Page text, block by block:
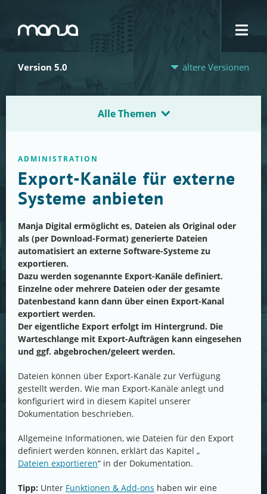
Navigation
Version 5.0 ältere Versionen
Alle Themen
ADMINISTRATION
Export-Kanäle für externe
Systeme anbieten
Manja Digital ermöglicht es, Dateien als Original oder
als (per Download-Format) generierte Dateien
automatisiert an externe Software-Systeme zu
exportieren.
Dazu werden sogenannte Export-Kanäle definiert.
Einzelne oder mehrere Dateien oder der gesamte
Datenbestand kann dann über einen Export-Kanal
exportiert werden.
Der eigentliche Export erfolgt im Hintergrund. Die
Warteschlange mit Export-Aufträgen kann eingesehen
und ggf. abgebrochen/geleert werden.
Dateien können über Export-Kanäle zur Verfügung
gestellt werden. Wie man Export-Kanäle anlegt und
konfiguriert wird in diesem Kapitel unserer
Dokumentation beschrieben.
Allgemeine Informationen, wie Dateien für den Export
definiert werden können, erklärt das Kapitel „
Dateien exportieren“ in der Dokumentation.
Tipp: Unter Funktionen & Add-ons haben wir eine